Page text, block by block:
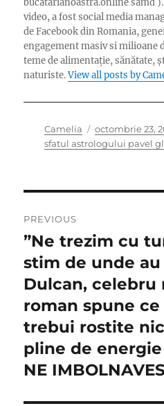
video, a fost social media
de Facebook din Romania,
engagement masiv si milioane
teme de alimentație, sănătate,
naturiste.View all posts by
Author
Camelia
Posted
on
octombrie 23,
sfatul astrologului pavel
în
articole
PREVIOUS
Previous
post:
”Ne trezim cu
stim de unde
Dulcan, celebru
roman spune
trebui rostite
pline de
NE